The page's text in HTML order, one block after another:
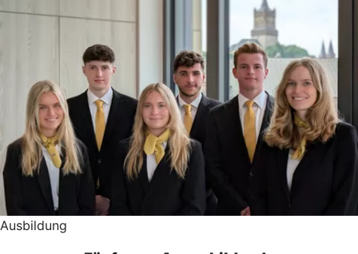
Ausbildung